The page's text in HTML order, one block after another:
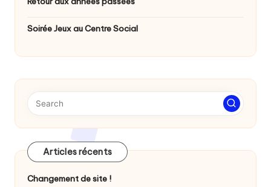
Soirée Jeux au Centre Social
Articles récents
Changement de site !